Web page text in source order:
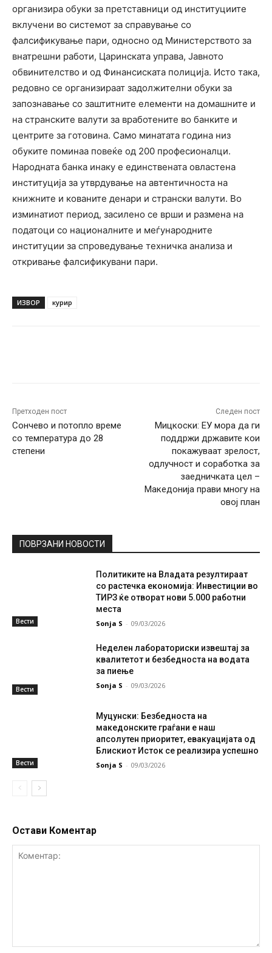
организира обуки за претставници од институциите
вклучени во системот за справување со
фалсификување пари, односно од Министерството за
внатрешни работи, Царинската управа, Јавното
обвинителство и од Финансиската полиција. Исто така,
редовно се организираат задолжителни обуки за
запознавање со заштитните елементи на домашните и
на странските валути за вработените во банките и
центрите за готовина. Само минатата година низ
обуките поминаа повеќе од 200 професионалци.
Народната банка инаку е единствената овластена
институција за утврдување на автентичноста на
книжните и кованите денари и странски валути. Во
изминатиот период, засилено се врши и размена на
податоци со националните и меѓународните
институции за спроведување техничка анализа и
откривање фалсификувани пари.
ИЗВОР курир
Претходен пост
Сончево и потопло време
со температура до 28
степени
Следен пост
Мицкоски: ЕУ мора да ги
поддржи државите кои
покажуваат зрелост,
одлучност и соработка за
заедничката цел –
Македонија прави многу на
овој план
ПОВРЗАНИ НОВОСТИ
Вести
Политиките на Владата резултираат
со растечка економија: Инвестиции во
ТИРЗ ќе отворат нови 5.000 работни
места
Sonja S - 09/03/2026
Вести
Неделен лабораториски извештај за
квалитетот и безбедноста на водата
за пиење
Sonja S - 09/03/2026
Вести
Муцунски: Безбедноста на
македонските граѓани е наш
апсолутен приоритет, евакуацијата од
Блискиот Исток се реализира успешно
Sonja S - 09/03/2026
Остави Коментар